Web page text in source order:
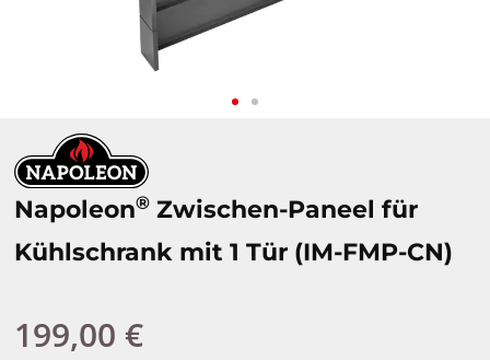
Napoleon® Zwischen-Paneel für
Kühlschrank mit 1 Tür (IM-FMP-CN)
Regulärer Preis:
199,00 €